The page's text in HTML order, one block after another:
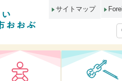
サイトマップ